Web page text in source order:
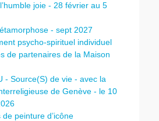
joie - 28 février au 5
- sept 2027
psycho-spirituel individuel
de partenaires de la Maison
- Source(S) de vie - avec la
de Genève - le 10
peinture d’icône